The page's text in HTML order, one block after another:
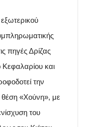
πηγές Δρίζας
Κεφαλαρίου και
την
θέση «Χούνη», με
του